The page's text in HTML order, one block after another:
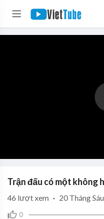
Trận đấu có một không
0
46 lượt xem · 20 Tháng